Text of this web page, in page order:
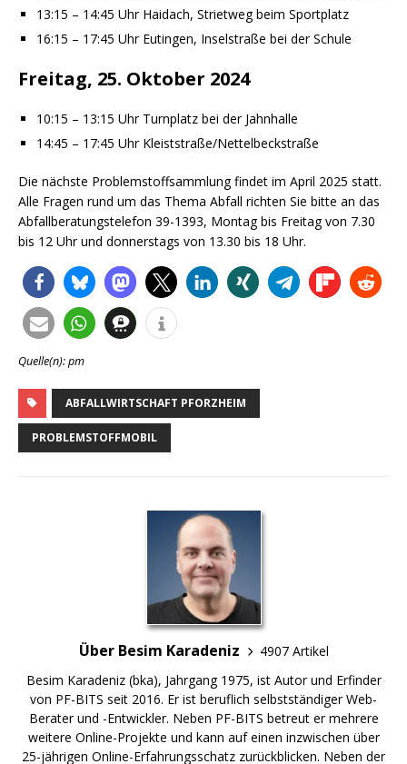
13:15 – 14:45 Uhr Haidach, Strietweg beim Sportplatz
16:15 – 17:45 Uhr Eutingen, Inselstraße bei der Schule
Freitag, 25. Oktober 2024
10:15 – 13:15 Uhr Turnplatz bei der Jahnhalle
14:45 – 17:45 Uhr Kleiststraße/Nettelbeckstraße
Die nächste Problemstoffsammlung findet im April 2025 statt.
Alle Fragen rund um das Thema Abfall richten Sie bitte an das
Abfallberatungstelefon 39-1393, Montag bis Freitag von 7.30
bis 12 Uhr und donnerstags von 13.30 bis 18 Uhr.
Quelle(n): pm
ABFALLWIRTSCHAFT PFORZHEIM
PROBLEMSTOFFMOBIL
Über Besim Karadeniz
4907 Artikel
Besim Karadeniz (bka), Jahrgang 1975, ist Autor und Erfinder
von PF-BITS seit 2016. Er ist beruflich selbstständiger Web-
Berater und -Entwickler. Neben PF-BITS betreut er mehrere
weitere Online-Projekte und kann auf einen inzwischen über
25-jährigen Online-Erfahrungsschatz zurückblicken. Neben der